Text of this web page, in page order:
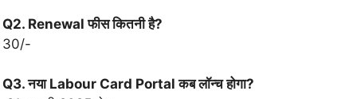
Q2. Renewal फीस कितनी है?
30/-
Q3. नया Labour Card Portal कब लॉन्च होगा?